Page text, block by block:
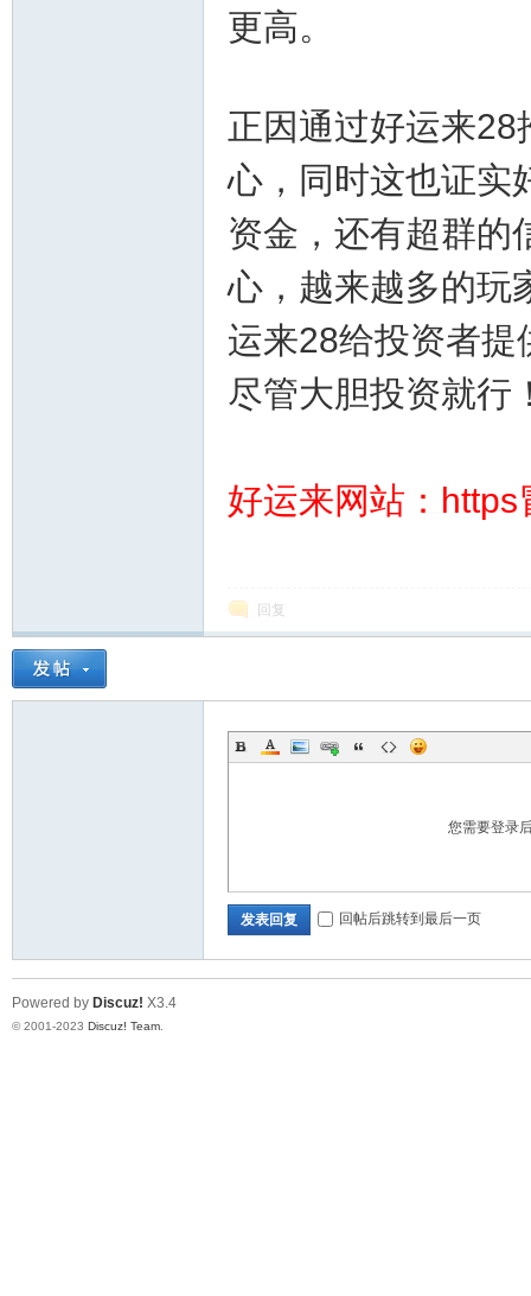
28
更高。
正因通过好运来28
心，同时这也证实
资金，还有超群的
心，越来越多的玩
运来28给投资者提
尽管大胆投资就行
好运来网站：
回复
您需要登录
发表回复 回帖后跳转到最后一页
Powered by Discuz! X3.4
© 2001-2023 Discuz! Team